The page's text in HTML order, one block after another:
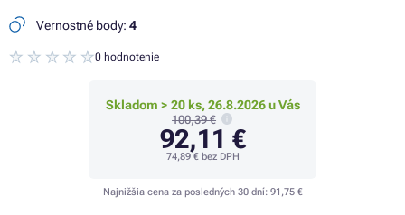
Vernostné body: 4
0 hodnotenie
Skladom > 20 ks, 26.8.2026 u Vás
100,39 €
92,11 €
74,89 €bez DPH
Najnižšia cena za posledných 30 dní: 91,75 €